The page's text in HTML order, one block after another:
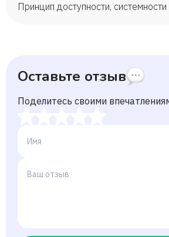
Принцип доступности, системности
Оставьте отзыв
Поделитесь своими